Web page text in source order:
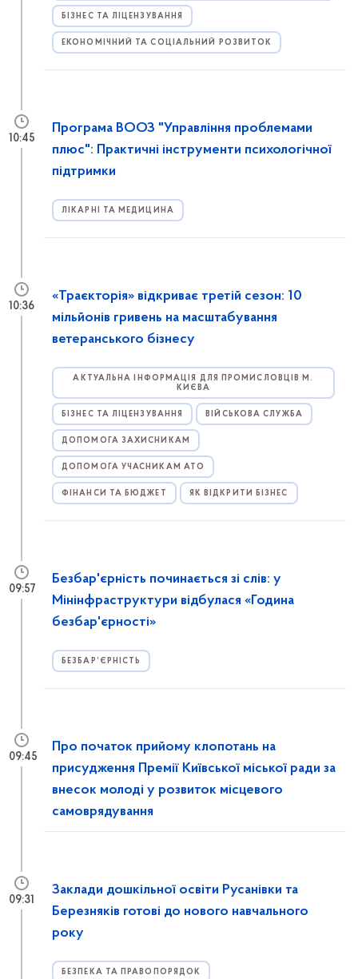
БІЗНЕС ТА ЛІЦЕНЗУВАННЯ
ЕКОНОМІЧНИЙ ТА СОЦІАЛЬНИЙ РОЗВИТОК
Програма ВООЗ "Управління проблемами
плюс": Практичні інструменти психологічної
підтримки
ЛІКАРНІ ТА МЕДИЦИНА
10:45
«Траєкторія» відкриває третій сезон: 10
мільйонів гривень на масштабування
ветеранського бізнесу
АКТУАЛЬНА ІНФОРМАЦІЯ ДЛЯ ПРОМИСЛОВЦІВ М.
КИЄВА
БІЗНЕС ТА ЛІЦЕНЗУВАННЯ ВІЙСЬКОВА СЛУЖБА
ДОПОМОГА ЗАХИСНИКАМ
ДОПОМОГА УЧАСНИКАМ АТО
ФІНАНСИ ТА БЮДЖЕТ ЯК ВІДКРИТИ БІЗНЕС
10:36
Безбар'єрність починається зі слів: у
Мінінфраструктури відбулася «Година
безбар'єрності»
БЕЗБАР’ЄРНІСТЬ
09:57
Про початок прийому клопотань на
присудження Премії Київської міської ради за
внесок молоді у розвиток місцевого
самоврядування
09:45
Заклади дошкільної освіти Русанівки та
Березняків готові до нового навчального
року
БЕЗПЕКА ТА ПРАВОПОРЯДОК
09:31